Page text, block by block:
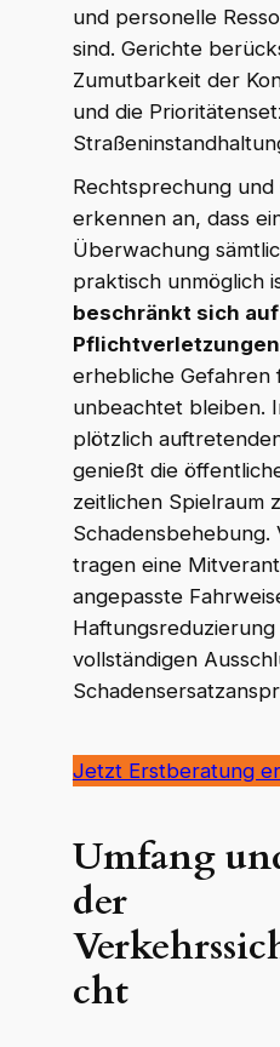
und personelle
sind. Gerichte
Zumutbarkeit der
und die
Rechtsprechung
erkennen an, dass
Überwachung
praktisch unmöglich
beschränkt sich
Pflichtverletzungen
erhebliche Gefahren
unbeachtet bleiben.
plötzlich
genießt die
zeitlichen Spielraum
tragen eine
angepasste
vollständigen
Jetzt Erstberatung
Umfang
der
cht